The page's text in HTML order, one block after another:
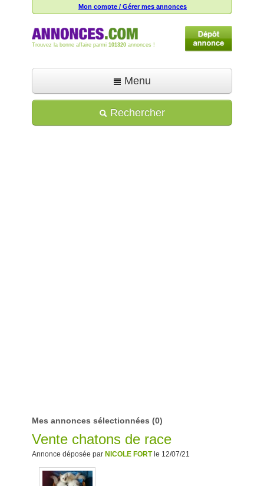
Mon compte / Gérer mes annonces
Trouvez la bonne affaire parmi 101320 annonces !
Menu
Déposer une annonce
Rechercher
Mes annonces sélectionnées (0)
Vente chatons de race
Annonce déposée par NICOLE FORTle 12/07/21